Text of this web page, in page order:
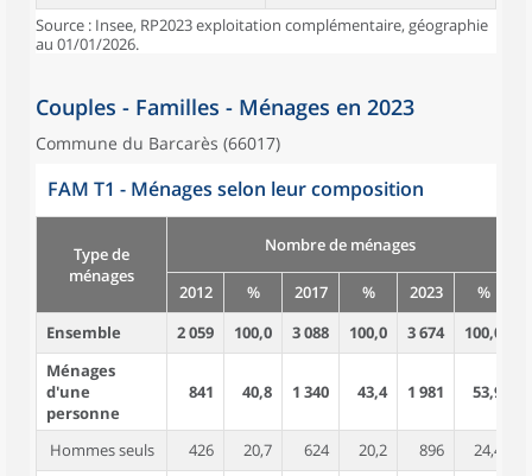
Source : Insee, RP2023 exploitation complémentaire, géographie
au 01/01/2026.
Couples - Familles - Ménages en 2023
Commune du Barcarès (66017)
FAM T1 - Ménages selon leur composition
Type de
ménages
Nombre de ménages
2012 % 2017 % 2023 %
Ensemble
2 059 100,0 3 088 100,0 3 674 100,0
Ménages
d'une
personne
841 40,8 1 340 43,4 1 981 53,9
Hommes seuls 426 20,7 624 20,2 896
24,4